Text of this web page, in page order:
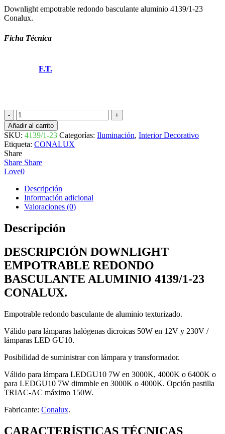
Downlight empotrable redondo basculante aluminio 4139/1-23
Conalux.
Ficha Técnica
F.T.
DOWNLIGHT
EMPOTRABLE
REDONDO
BASCULANTE
ALUMINIO
4139/1-
23
CONALUX
cantidad
Añadir al carrito
SKU: 4139/1-23 Categorías: Iluminación, Interior Decorativo
Etiqueta: CONALUX
Share
Share Share
Love0
Descripción
Información adicional
Valoraciones (0)
Descripción
DESCRIPCIÓN DOWNLIGHT
EMPOTRABLE REDONDO
BASCULANTE ALUMINIO 4139/1-23
CONALUX.
Empotrable redondo basculante de aluminio texturizado.
Válido para lámparas halógenas dicroicas 50W en 12V y 230V /
lámparas LED GU10.
Posibilidad de suministrar con lámpara y transformador.
Válido para lámpara LEDGU10 7W en 3000K, 4000K o 6400K o
para LEDGU10 7W dimmble en 3000K o 4000K. Opción pastilla
TRIAC-AC máximo 150W.
Fabricante: Conalux.
CARACTERÍSTICAS TÉCNICAS